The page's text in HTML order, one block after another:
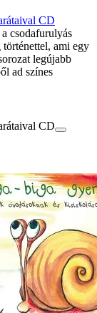
CD
csodafurulyás
történettel, ami egy
legújabb
ad színes
CD